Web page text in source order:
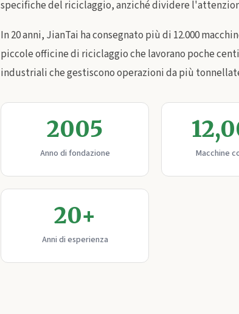
specifiche del riciclaggio, anziché dividere
In 20 anni, JianTai ha consegnato più di 12.000
piccole officine di riciclaggio che lavorano poche
industriali che gestiscono operazioni da più
2005
Anno di fondazione Macchine
20+
Anni di esperienza